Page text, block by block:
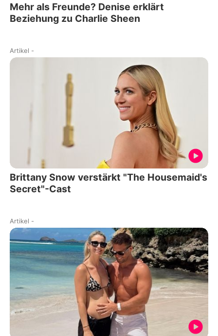
Mehr als Freunde? Denise erklärt
Beziehung zu Charlie Sheen
Artikel -
Brittany Snow verstärkt "The Housemaid's
Secret"-Cast
Artikel -